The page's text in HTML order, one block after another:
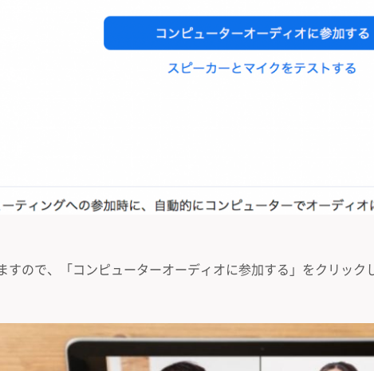
すので、「コンピューターオーディオに参加する」をクリック